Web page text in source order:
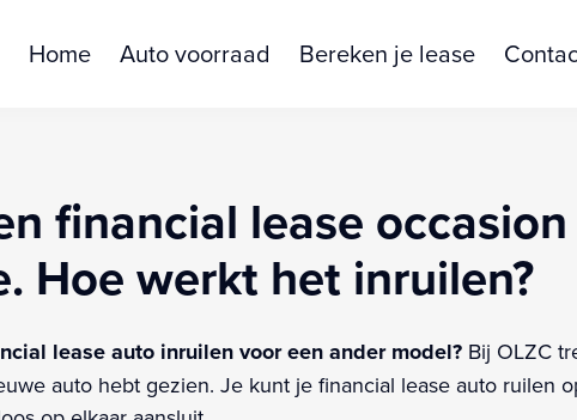
Home Auto voorraad Bereken je lease
financial lease
Hoe werkt het inruilen?
lease auto inruilen voor een ander model? Bij OLZC
auto hebt gezien. Je kunt je financial lease auto ruilen